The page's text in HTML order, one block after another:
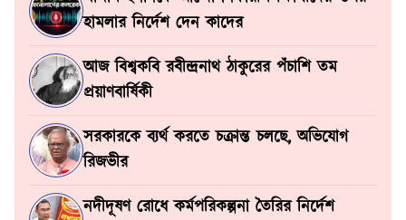
হামলার নির্দেশ দেন কাদের
আজ বিশ্বকবি রবীন্দ্রনাথ ঠাকুরের পঁচাশি তম
প্রয়াণবার্ষিকী
সরকারকে ব্যর্থ করতে চক্রান্ত চলছে, অভিযোগ
রিজভীর
নদীদূষণ রোধে কর্মপরিকল্পনা তৈরির নির্দেশ